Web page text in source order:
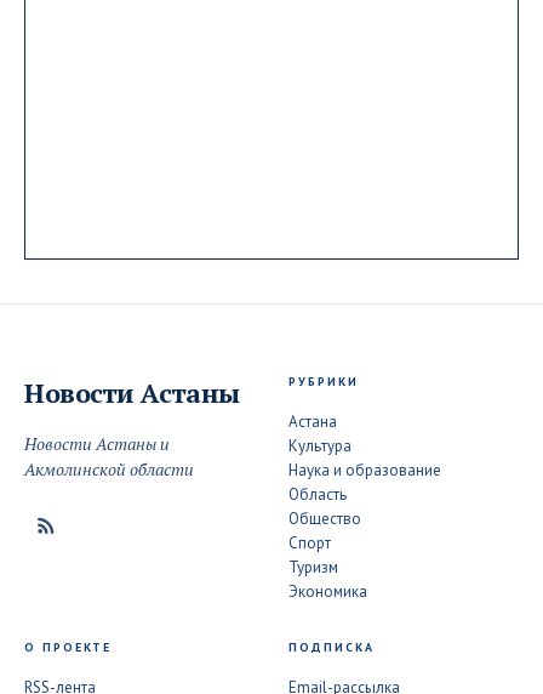
Новости Астаны
Новости Астаны и
Акмолинской области
РУБРИКИ
Астана
Культура
Наука и образование
Область
Общество
Спорт
Туризм
Экономика
О ПРОЕКТЕ
RSS-лента
ПОДПИСКА
Email-рассылка